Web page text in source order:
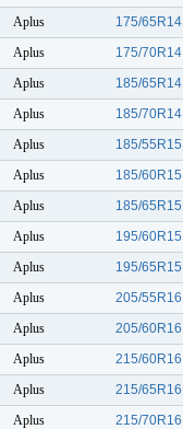
Aplus
175/65R14
Aplus
175/70R14
Aplus
185/65R14
Aplus
185/70R14
Aplus
185/55R15
Aplus
185/60R15
Aplus
185/65R15
Aplus
195/60R15
Aplus
195/65R15
Aplus
205/55R16
Aplus
205/60R16
Aplus
215/60R16
Aplus
215/65R16
Aplus
215/70R16